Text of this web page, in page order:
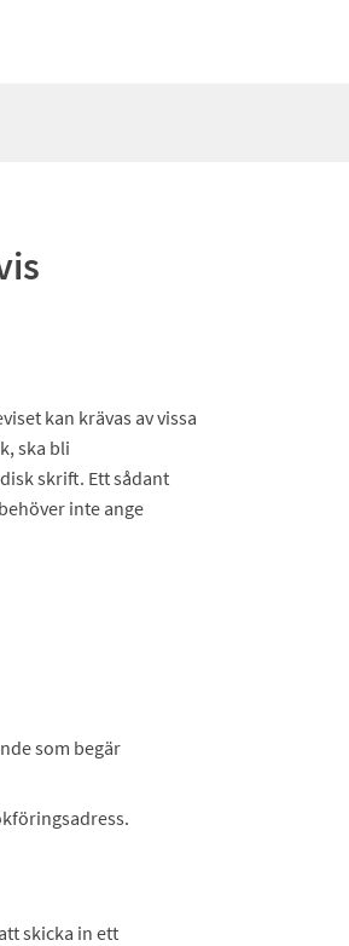
kan krävas av vissa
ska bli
skrift. Ett sådant
inte ange
som begär
skicka in ett